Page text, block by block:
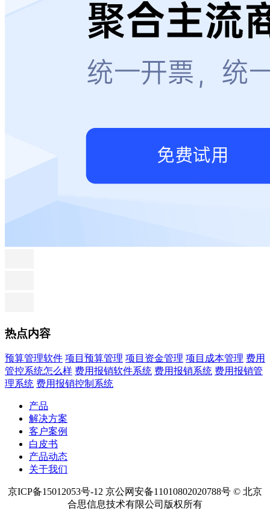
热点内容
预算管理软件 项目预算管理 项目资金管理 项目成本管理 费用
管控系统怎么样 费用报销软件系统 费用报销系统 费用报销管
理系统 费用报销控制系统
产品
解决方案
客户案例
白皮书
产品动态
关于我们
京ICP备15012053号-12 京公网安备11010802020788号 © 北京
合思信息技术有限公司版权所有